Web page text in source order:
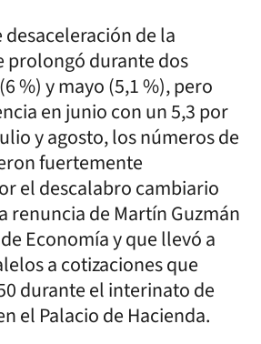
de la
prolongó durante dos
%) y mayo (5,1 %), pero
en junio con un 5,3 por
y agosto, los números de
fuertemente
el descalabro cambiario
renuncia de Martín Guzmán
Economía y que llevó a
a cotizaciones que
durante el interinato de
el Palacio de Hacienda.